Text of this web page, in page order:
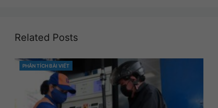
Related Posts
CATEGORIES
PHÂN TÍCH BÀI VIẾT